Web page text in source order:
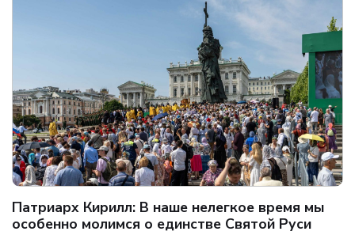
Патриарх Кирилл: В наше нелегкое время мы
особенно молимся о единстве Святой Руси